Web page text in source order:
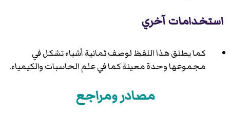
استخدامات آخري
كما يطلق هذا اللفظ لوصف ثمانية أشياء تشكل في
مجموعها وحدة معينة كما في علم الحاسبات والكيمياء.
مصادر ومراجع